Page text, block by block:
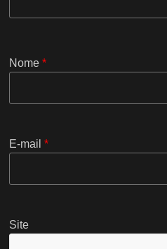
Nome*
E-mail*
Site